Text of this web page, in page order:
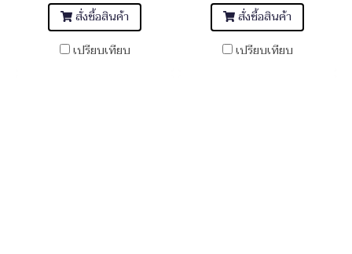
สั่งซื้อสินค้า
เปรียบเทียบ
สั่งซื้อสินค้า
เปรียบเทียบ